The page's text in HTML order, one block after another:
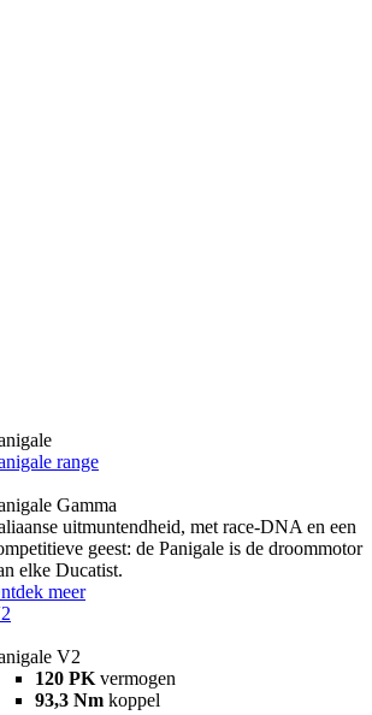
range
Gamma
uitmuntendheid, met race-DNA en een
geest: de Panigale is de droommotor
elke Ducatist.
meer
V2
120 PK vermogen
93,3 Nm koppel